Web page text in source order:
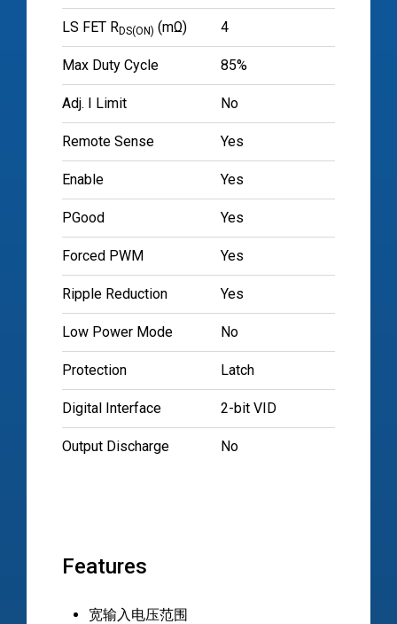
LS FET RDS(ON) (mΩ) 4
Max Duty Cycle 85%
Adj. I Limit No
Remote Sense Yes
Enable Yes
PGood Yes
Forced PWM Yes
Ripple Reduction Yes
Low Power Mode No
Protection Latch
Digital Interface 2-bit VID
Output Discharge No
Features
宽输入电压范围